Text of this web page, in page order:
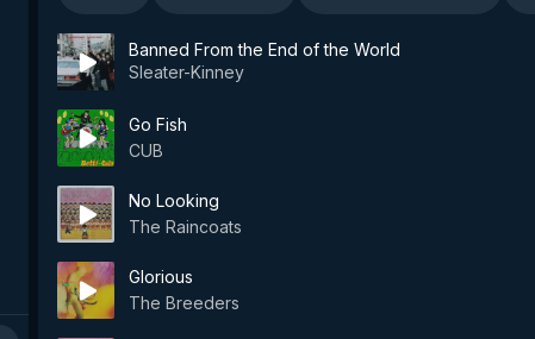
Banned From the End of the World
Sleater-Kinney
Go Fish
CUB
No Looking
The Raincoats
Glorious
The Breeders